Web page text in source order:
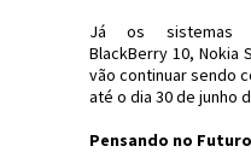
Já os sistemas
BlackBerry 10, Nokia
vão continuar sendo
até o dia 30 de junho
Pensando no Futuro